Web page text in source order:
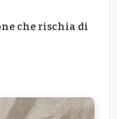
che rischia di